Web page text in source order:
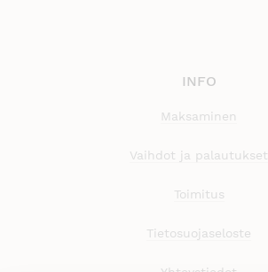
INFO
Maksaminen
Vaihdot ja palautukset
Toimitus
Tietosuojaseloste